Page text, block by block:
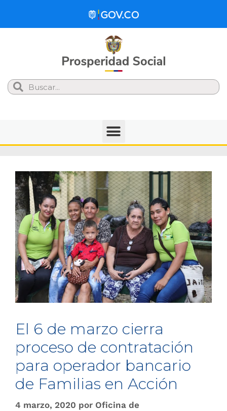
Search
El 6 de marzo cierra
proceso de contratación
para operador bancario
de Familias en Acción
4 marzo, 2020 por Oficina de